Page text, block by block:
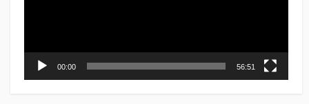
00:00 56:51